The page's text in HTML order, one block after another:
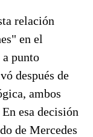
relación
en el
punto
después de
ambos
esa decisión
de Mercedes